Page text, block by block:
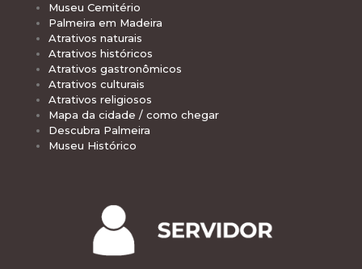
Museu Cemitério
Palmeira em Madeira
Atrativos naturais
Atrativos históricos
Atrativos gastronômicos
Atrativos culturais
Atrativos religiosos
Mapa da cidade / como chegar
Descubra Palmeira
Museu Histórico